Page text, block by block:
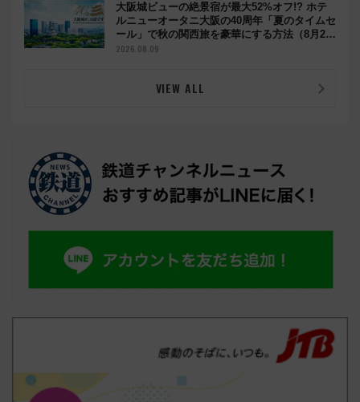
大阪城ビューの絶景宿が最大52%オフ!? ホテ
ルニューオータニ大阪の40周年「夏のタイムセ
ール」で秋の関西旅を豪華にする方法（8月20
日まで！）
2026.08.09
VIEW ALL